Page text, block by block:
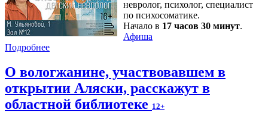
невролог, психолог, специалист
по психосоматике.
Начало в 17 часов 30 минут.
Афиша
Подробнее
О вологжанине, участвовавшем в
открытии Аляски, расскажут в
областной библиотеке 12+